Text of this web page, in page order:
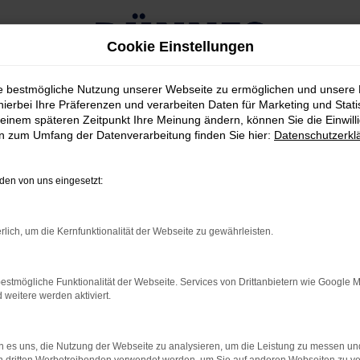
kaufen
EINEN FORD FOCUS
wir Ihnen einen Ford Focus Neuwagen und damit die
einem Ford Focus Neuwagen können Sie die Ausstattung
fahren Sie fortan mit einem rundum individuellen
neuesten Stand und auch hinsichtlich der Assistenten
Cookie Einstellungen
bestmögliche Nutzung unserer Webseite zu ermöglichen und unsere
Ihre Präferenzen und verarbeiten Daten für Marketing und
späteren Zeitpunkt Ihre Meinung ändern, können Sie die
zum Umfang der Datenverarbeitung finden Sie hier:
von uns eingesetzt:
um die Kernfunktionalität der Webseite zu gewährleisten.
Funktionalität der Webseite. Services von Drittanbietern wie Google
weitere werden aktiviert.
es uns, die Nutzung der Webseite zu analysieren, um die Leistung zu messen